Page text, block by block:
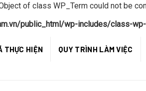
of class WP_Term could not be
public_html/wp-includes/class-wp-
THỰC HIỆN QUY TRÌNH LÀM VIỆC